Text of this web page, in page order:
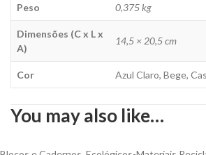
Peso
0,375 kg
Dimensões (C x L x
A)
14,5 × 20,5 cm
Cor Azul Claro, Bege,
You may also like…